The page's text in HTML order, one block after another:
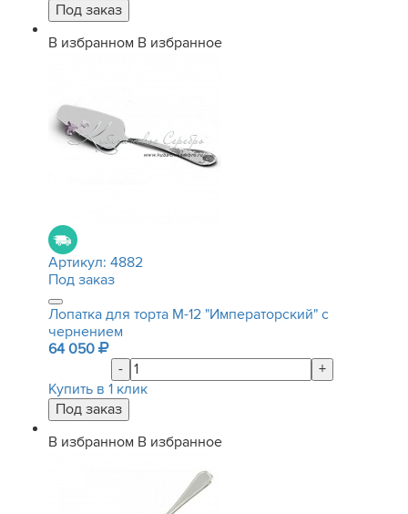
В избранном В избранное
Артикул: 4882
Под заказ
Лопатка для торта М-12 "Императорский" с
чернением
64 050
-
+
Купить в 1 клик
В избранном В избранное